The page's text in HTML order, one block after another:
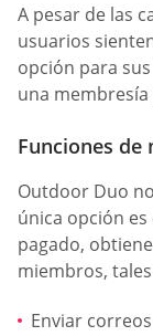
A pesar de las
usuarios
opción para
una
Funciones
Outdoor Duo
única opción
pagado,
miembros,
Enviar